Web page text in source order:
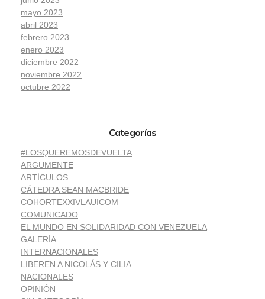
mayo 2023
abril 2023
febrero 2023
enero 2023
diciembre 2022
noviembre 2022
octubre 2022
Categorías
#LOSQUEREMOSDEVUELTA
ARGUMENTE
ARTÍCULOS
CÁTEDRA SEAN MACBRIDE
COHORTEXXIVLAUICOM
COMUNICADO
EL MUNDO EN SOLIDARIDAD CON VENEZUELA
GALERÍA
INTERNACIONALES
LIBEREN A NICOLÁS Y CILIA.
NACIONALES
OPINIÓN